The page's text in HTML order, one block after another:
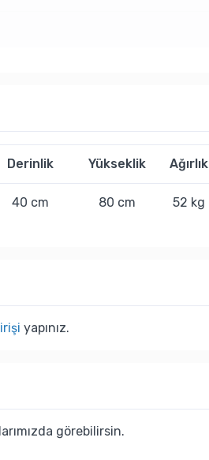
Derinlik Yükseklik Ağırlık
40 cm 80 cm 52 kg
yapınız.
görebilirsin.